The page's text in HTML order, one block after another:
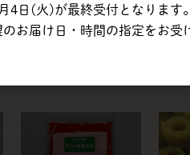
カゴメ | 菜園風グリル
カゴ
日(火)が最終受付となります。
お届け日・時間の指定をお受